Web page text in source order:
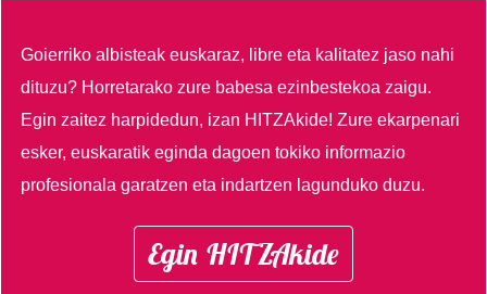
Goierriko albisteak euskaraz, libre eta kalitatez jaso nahi
dituzu? Horretarako zure babesa ezinbestekoa zaigu.
Egin zaitez harpidedun, izan HITZAkide!Zure ekarpenari
esker, euskaratik eginda dagoen tokiko informazio
profesionala garatzen eta indartzen lagunduko duzu.
Egin HITZAkide